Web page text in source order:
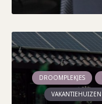
DROOMPLEKJES
VAKANTIEHUIZEN